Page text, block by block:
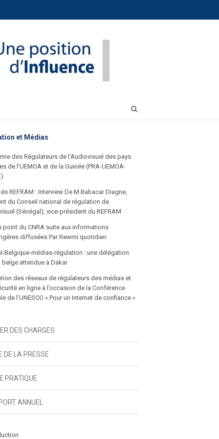
et Médias
des Régulateurs de l’Audiovisuel des pays
de l’UEMOA et de la Guinée (PRA-UEMOA-
REFRAM : Interview De M Babacar Diagne,
du Conseil national de régulation de
(Sénégal), vice-président du REFRAM
point du CNRA suite aux informations
diffusées Par Rewmi quotidien
Belgique-médias-régulation : une délégation
belge attendue à Dakar
des réseaux de régulateurs des médias et
en ligne à l’occasion de la Conférence
de l’UNESCO « Pour un Internet de confiance »
DES CHARGES
DE LA PRESSE
PRATIQUE
ANNUEL